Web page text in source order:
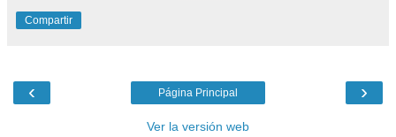
Compartir
‹ ›
Página Principal
Ver la versión web